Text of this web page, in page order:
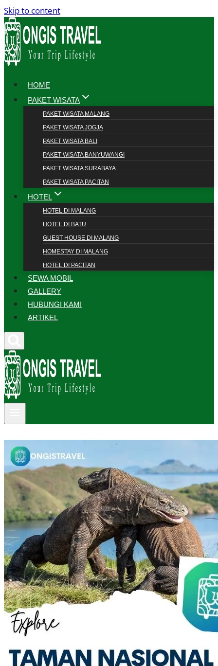
Skip to content
HOME
PAKET WISATA
PAKET WISATA MALANG
PAKET WISATA JOGJA
PAKET WISATA BALI
PAKET WISATA BANYUWANGI
PAKET WISATA SURABAYA
PAKET WISATA PACITAN
HOTEL
HOTEL DI MALANG
HOTEL DI BATU
GUEST HOUSE DI MALANG
HOMESTAY DI MALANG
HOTEL DI PACITAN
SEWA MOBIL
GALLERY
HUBUNGI KAMI
ARTIKEL